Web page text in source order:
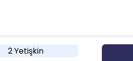
2 Yetişkin